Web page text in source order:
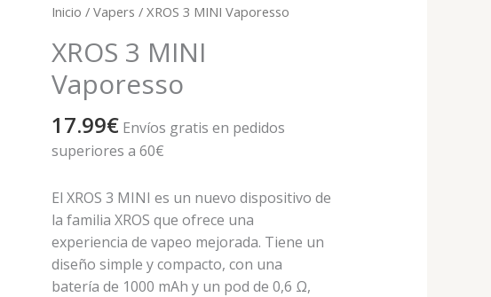
Inicio /Vapers / XROS 3 MINI Vaporesso
XROS 3 MINI
Vaporesso
17.99€ Envíos gratis en pedidos
superiores a 60€
El XROS 3 MINI es un nuevo dispositivo de
la familia XROS que ofrece una
experiencia de vapeo mejorada. Tiene un
diseño simple y compacto, con una
batería de 1000 mAh y un pod de 0,6 Ω,
XROS
MINI
Vaporesso
cantidad